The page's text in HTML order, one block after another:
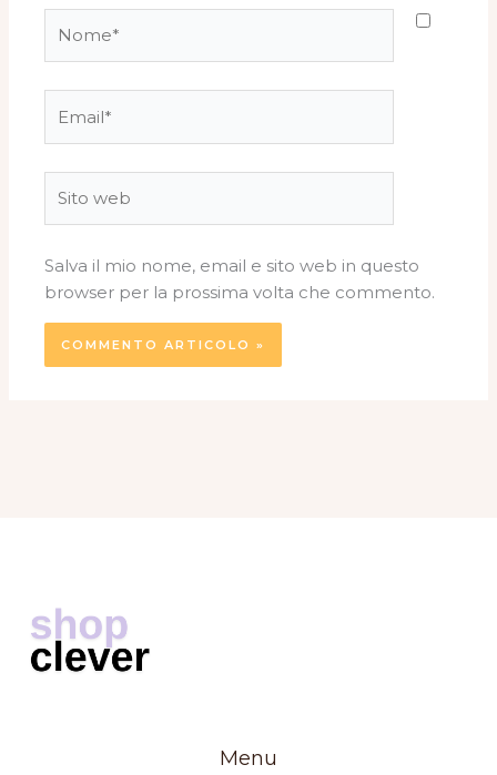
web
Salva il mio nome, email e sito web in questo
browser per la prossima volta che commento.
Menu